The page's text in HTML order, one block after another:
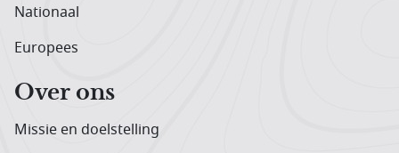
Nationaal
Europees
Over ons
Missie en doelstelling